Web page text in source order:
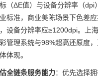
（ΔE值）与设备分辨率（dpi
标准，商业美陈场景下色差
设备分辨率应≥1200dpi。上
管理系统与98%超高还原度
体现。
全链条服务能力：优先选择